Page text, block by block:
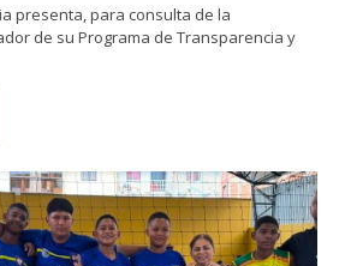
presenta, para consulta de la
de su Programa de Transparencia y